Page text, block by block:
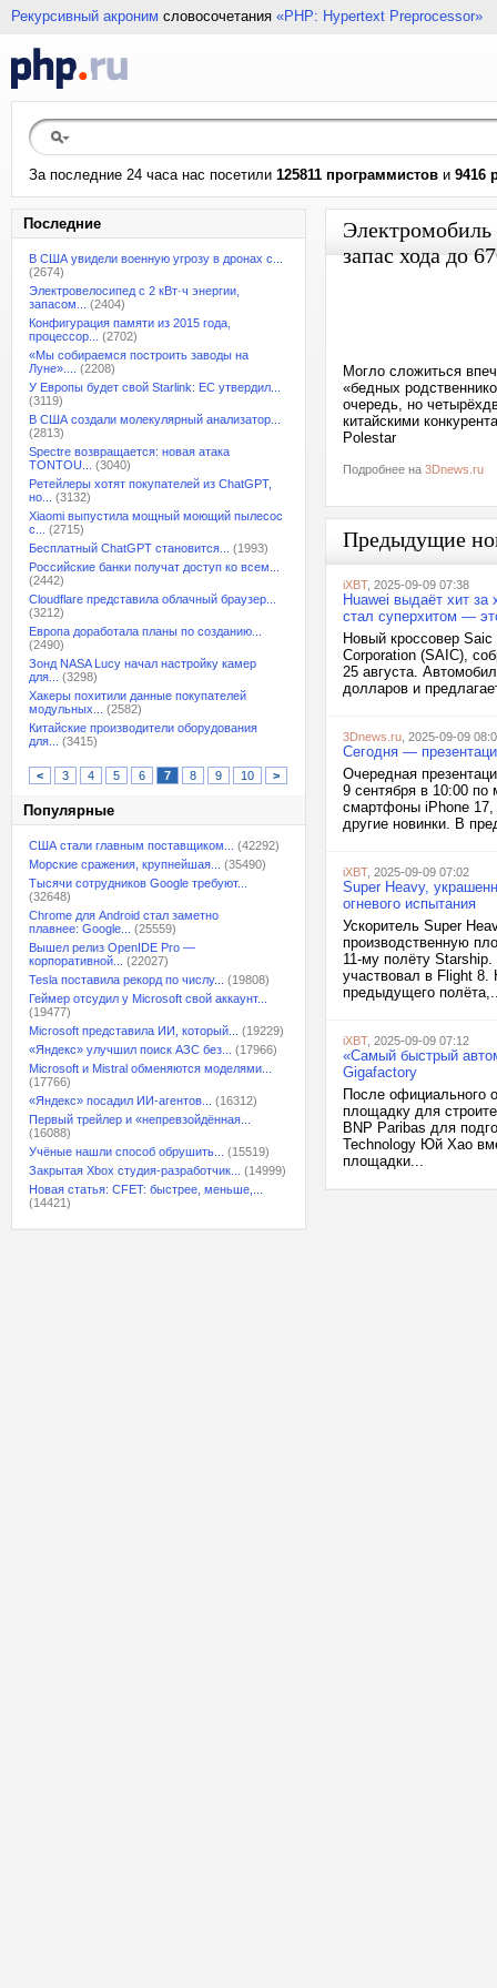
Рекурсивный акроним словосочетания «PHP: Hypertext Preprocessor»
За последние 24 часа нас посетили 125811 программистов и 9416
Последние
В США увидели военную угрозу в дронах с...
(2674)
Электровелосипед с 2 кВт·ч энергии,
запасом...
(2404)
Конфигурация памяти из 2015 года,
процессор...
(2702)
«Мы собираемся построить заводы на
Луне»....
(2208)
У Европы будет свой Starlink: ЕС утвердил...
(3119)
В США создали молекулярный анализатор...
(2813)
Spectre возвращается: новая атака
TONTOU...
(3040)
Ретейлеры хотят покупателей из ChatGPT,
но...
(3132)
Xiaomi выпустила мощный моющий пылесос
с...
(2715)
Бесплатный ChatGPT становится...
(1993)
Российские банки получат доступ ко всем...
(2442)
Cloudflare представила облачный браузер...
(3212)
Европа доработала планы по созданию...
(2490)
Зонд NASA Lucy начал настройку камер
для...
(3298)
Хакеры похитили данные покупателей
модульных...
(2582)
Китайские производители оборудования
для...
(3415)
< 3 4 5 6 7 8 9 10 >
Популярные
США стали главным поставщиком...
(42292)
Морские сражения, крупнейшая...
(35490)
Тысячи сотрудников Google требуют...
(32648)
Chrome для Android стал заметно
плавнее: Google...
(25559)
Вышел релиз OpenIDE Pro —
корпоративной...
(22027)
Tesla поставила рекорд по числу...
(19808)
Геймер отсудил у Microsoft свой аккаунт...
(19477)
Microsoft представила ИИ, который...
(19229)
«Яндекс» улучшил поиск АЗС без...
(17966)
Microsoft и Mistral обменяются моделями...
(17766)
«Яндекс» посадил ИИ-агентов...
(16312)
Первый трейлер и «непревзойдённая...
(16088)
Учёные нашли способ обрушить...
(15519)
Закрытая Xbox студия-разработчик...
(14999)
Новая статья: CFET: быстрее, меньше,...
(14421)
Электромобиль
запас хода до
Могло сложиться
«бедных
очередь, но
китайскими
Polestar
Подробнее на 3Dnews.ru
Предыдущие
iXBT, 2025-09-09 07:38
Huawei выдаёт хит
стал суперхитом —
Новый кроссовер
Corporation (SAIC),
25 августа.
долларов и
3Dnews.ru , 2025-09-09
Сегодня —
Очередная
9 сентября в 10:00 по
смартфоны iPhone 17,
другие новинки. В
iXBT, 2025-09-09 07:02
Super Heavy,
огневого испытания
Ускоритель Super
производственную
11-му полёту
участвовал в Flight
предыдущего
iXBT, 2025-09-09 07:12
«Самый быстрый
Gigafactory
После официального
площадку для
BNP Paribas для
Technology Юй Хао
площадки...